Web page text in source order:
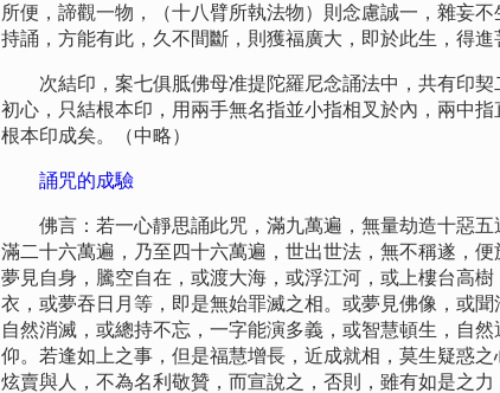
所便，諦觀一物，（十八臂所執法物）則念慮誠一，雜妄
持誦，方能有此，久不間斷，則獲福廣大，即於此生，得進
次結印，案七俱胝佛母准提陀羅尼念誦法中，共有印契
初心，只結根本印，用兩手無名指並小指相叉於內，兩中
根本印成矣。（中略）
誦咒的成驗
佛言：若一心靜思誦此咒，滿九萬遍，無量劫造十惡五
滿二十六萬遍，乃至四十六萬遍，世出世法，無不稱遂，
夢見自身，騰空自在，或渡大海，或浮江河，或上樓台高
衣，或夢吞日月等，即是無始罪滅之相。或夢見佛像，或
自然消滅，或總持不忘，一字能演多義，或智慧頓生，自
仰。若逢如上之事，但是福慧增長，近成就相，莫生疑惑
炫賣與人，不為名利敬贊，而宣說之，否則，雖有如是之力